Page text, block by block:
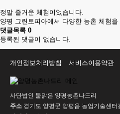
정말 즐거운 체험이었습니다.
양평 그린토피아에서 다양한 농촌 체험
댓글목록 0
등록된 댓글이 없습니다.
개인정보처리방침 서비스이용약관
사단법인 물맑은 양평농촌나드리
주소 경기도 양평군 양평읍 농업기술센